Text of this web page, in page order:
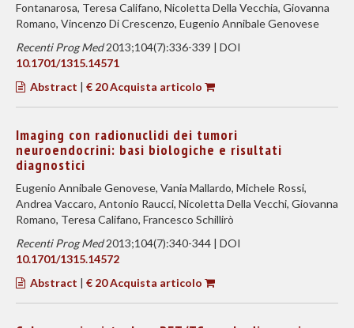
Fontanarosa, Teresa Califano, Nicoletta Della Vecchia, Giovanna
Romano, Vincenzo Di Crescenzo, Eugenio Annibale Genovese
Recenti Prog Med2013;104(7):336-339 | DOI
10.1701/1315.14571
Abstract | € 20 Acquista articolo
Imaging con radionuclidi dei tumori
neuroendocrini: basi biologiche e risultati
diagnostici
Eugenio Annibale Genovese, Vania Mallardo, Michele Rossi,
Andrea Vaccaro, Antonio Raucci, Nicoletta Della Vecchi, Giovanna
Romano, Teresa Califano, Francesco Schillirò
Recenti Prog Med2013;104(7):340-344 | DOI
10.1701/1315.14572
Abstract | € 20 Acquista articolo